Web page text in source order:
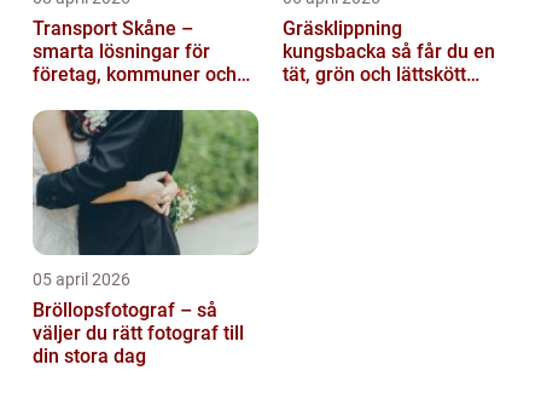
Transport Skåne –
smarta lösningar för
företag, kommuner och
Gräsklippning
kungsbacka så får du en
tät, grön och lättskött
05 april 2026
Bröllopsfotograf – så
väljer du rätt fotograf till
din stora dag